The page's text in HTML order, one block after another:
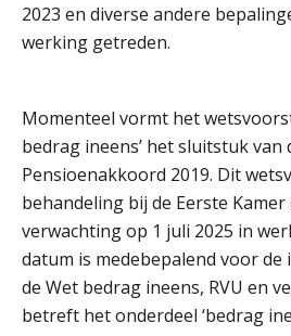
2023 en diverse andere
werking getreden.
Momenteel vormt het
bedrag ineens’ het sluitstuk
Pensioenakkoord 2019. Dit
behandeling bij de Eerste
verwachting op 1 juli 2025 in
datum is medebepalend voor
de Wet bedrag ineens, RVU en
betreft het onderdeel ‘bedrag